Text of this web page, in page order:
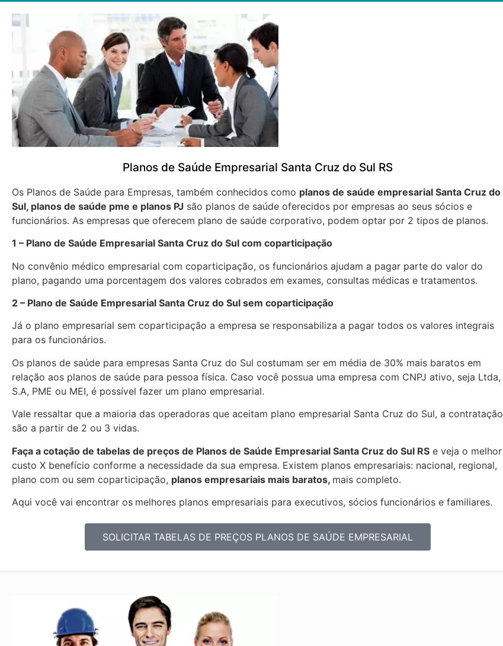
Planos de Saúde Empresarial Santa Cruz do Sul RS
Os Planos de Saúde para Empresas, também conhecidos como planos de saúde empresarial Santa Cruz do
Sul, planos de saúde pme e planos PJ são planos de saúde oferecidos por empresas ao seus sócios e
funcionários. As empresas que oferecem plano de saúde corporativo, podem optar por 2 tipos de planos.
1 – Plano de Saúde Empresarial Santa Cruz do Sul com coparticipação
No convênio médico empresarial com coparticipação, os funcionários ajudam a pagar parte do valor do
plano, pagando uma porcentagem dos valores cobrados em exames, consultas médicas e tratamentos.
2 – Plano de Saúde Empresarial Santa Cruz do Sul sem coparticipação
Já o plano empresarial sem coparticipação a empresa se responsabiliza a pagar todos os valores integrais
para os funcionários.
Os planos de saúde para empresas Santa Cruz do Sul costumam ser em média de 30% mais baratos em
relação aos planos de saúde para pessoa física. Caso você possua uma empresa com CNPJ ativo, seja Ltda,
S.A, PME ou MEI, é possível fazer um plano empresarial.
Vale ressaltar que a maioria das operadoras que aceitam plano empresarial Santa Cruz do Sul, a contratação
são a partir de 2 ou 3 vidas.
Faça a cotação de tabelas de preços de Planos de Saúde Empresarial Santa Cruz do Sul RS e veja o melhor
custo X benefício conforme a necessidade da sua empresa. Existem planos empresariais: nacional, regional,
plano com ou sem coparticipação, planos empresariais mais baratos, mais completo.
Aqui você vai encontrar os melhores planos empresariais para executivos, sócios funcionários e familiares.
SOLICITAR TABELAS DE PREÇOS PLANOS DE SAÚDE EMPRESARIAL